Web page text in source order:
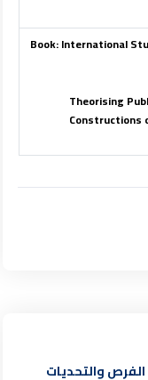
Book: International
Theorising
Constructions
الفرص والتحديات